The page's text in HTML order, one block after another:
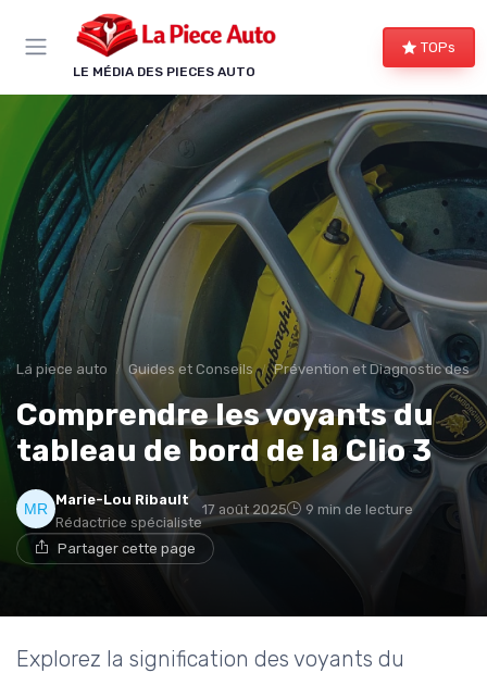
LE MÉDIA DES PIECES AUTO
TOPs
La piece auto Guides et Conseils Prévention et Diagnostic des
Comprendre les voyants du
tableau de bord de la Clio 3
Marie-Lou Ribault
Rédactrice spécialiste
17 août 2025 9 min de lecture
Partager cette page
Explorez la signification des voyants du
Panneau de gestion des cookies